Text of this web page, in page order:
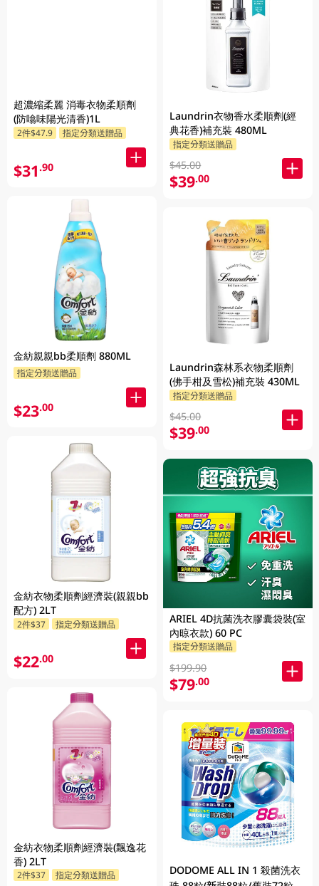
超濃縮柔麗 消毒衣物柔順劑
(防噏味陽光清香)1L
2件$47.9 指定分類送贈品
$31.90
金紡親親bb柔順劑 880ML
指定分類送贈品
$23.00
金紡衣物柔順劑經濟裝(親親bb
配方) 2LT
2件$37 指定分類送贈品
$22.00
金紡衣物柔順劑經濟裝(飄逸花
香) 2LT
2件$37 指定分類送贈品
Laundrin衣物香水柔順劑(經
典花香)補充裝 480ML
指定分類送贈品
$45.00
$39.00
Laundrin森林系衣物柔順劑
(佛手柑及雪松)補充裝 430ML
指定分類送贈品
$45.00
$39.00
ARIEL 4D抗菌洗衣膠囊袋裝(室
內晾衣款) 60 PC
指定分類送贈品
$199.90
$79.00
DODOME ALL IN 1 殺菌洗衣